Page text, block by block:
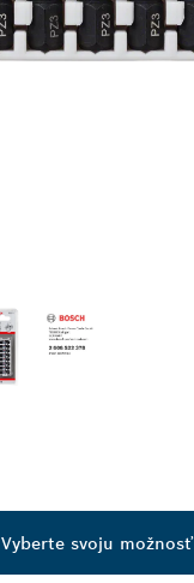
Vyberte svoju možnosť